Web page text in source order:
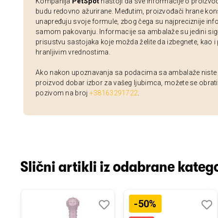
budu redovno ažurirane. Međutim, proizvođači hrane
unapređuju svoje formule, zbog čega su najpreciznije
samom pakovanju. Informacije sa ambalaže su jedini
prisustvu sastojaka koje možda želite da izbegnete, kao
hranljivim vrednostima.
Ako nakon upoznavanja sa podacima sa ambalaže niste
proizvod dobar izbor za vašeg ljubimca, možete se
pozivom na broj +38163291722
Slični artikli iz odabrane
-50%